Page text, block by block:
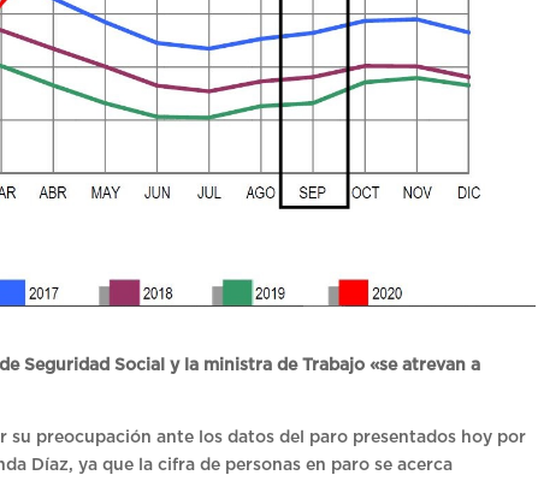
Seguridad Social y la ministra de Trabajo «se atrevan a
su preocupación ante los datos del paro presentados hoy por
Díaz, ya que la cifra de personas en paro se acerca